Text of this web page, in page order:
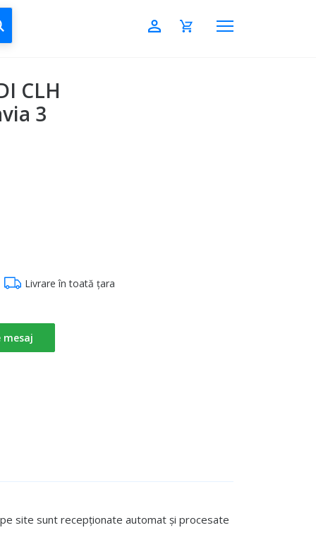
CAUTĂ
CLH
3
Livrare în toată țara
site sunt recepționate automat și procesate